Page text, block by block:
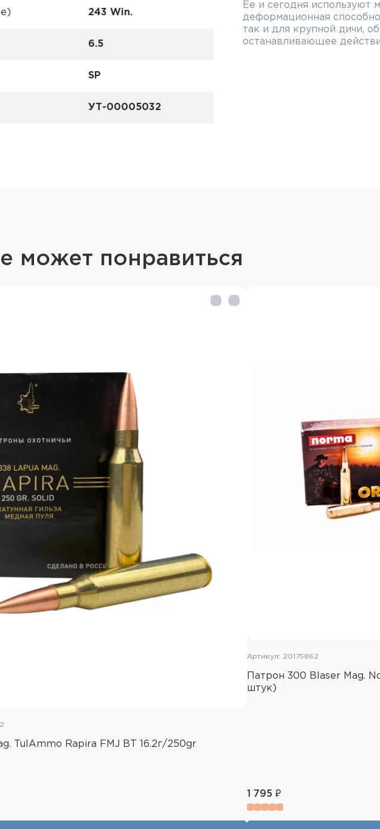
243 Win.
6.5
SP
УТ-00005032
Ее и сегодня используют
деформационная
так и для крупной дичи,
останавливающее
может понравиться
TulAmmo Rapira FMJ BT 16.2г/250gr
Артикул: 20175862
Патрон 300 Blaser Mag.
штук)
1 795 ₽